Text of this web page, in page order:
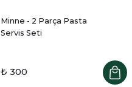
Minne - 2 Parça Pasta
Servis Seti
₺ 300